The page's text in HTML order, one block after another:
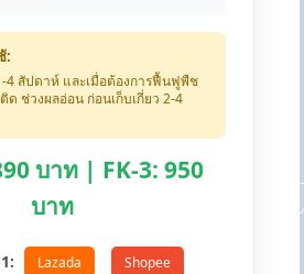
:
4 สัปดาห์ และเมื่อต้องการฟื้นฟูพืช
ติด ช่วงผลอ่อน ก่อนเก็บเกี่ยว 2-4
บาท | FK-3: 950
บาท
Lazada Shopee